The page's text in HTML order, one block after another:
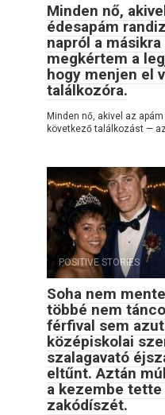
Minden nő,
édesapám
napról a
megkértem a
hogy menjen el
találkozóra.
Minden nő, akivel az
következő találkozást —
POSITIVE STORIES
Soha nem
többé nem
férfival sem
középiskolai
szalagavató
eltűnt. Aztán
a kezembe
zakódíszét.